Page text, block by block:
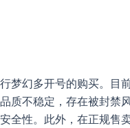
梦幻多开号的购买。目
质不稳定，存在被封禁
全性。此外，在正规售